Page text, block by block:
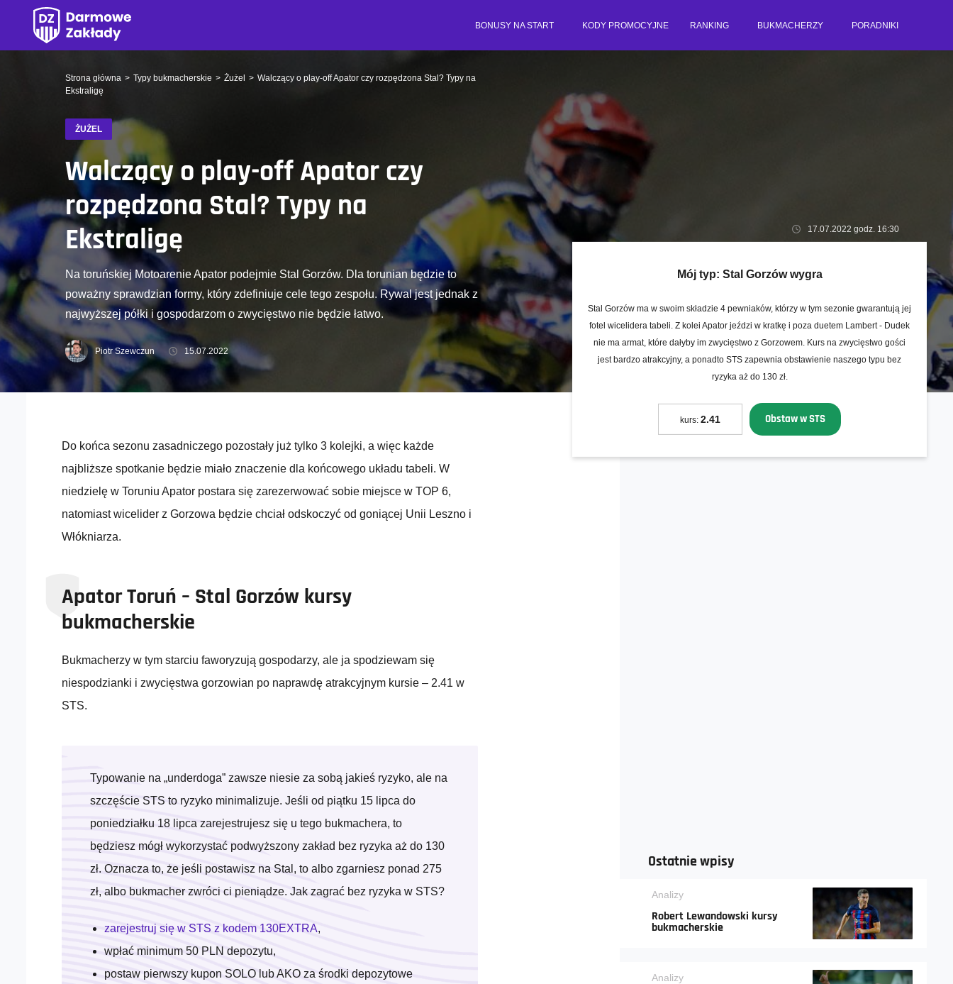
BONUSY NA START KODY PROMOCYJNE RANKING BUKMACHERZY PORADNIKI
Strona główna Typy bukmacherskie Żużel
Walczący o play-off Apator czy rozpędzona Stal? Typy na
Ekstraligę
ŻUŻEL
Walczący o play-off Apator czy
rozpędzona Stal? Typy na
Ekstraligę
Na toruńskiej Motoarenie Apator podejmie Stal Gorzów. Dla torunian będzie to
poważny sprawdzian formy, który zdefiniuje cele tego zespołu. Rywal jest jednak z
najwyższej półki i gospodarzom o zwycięstwo nie będzie łatwo.
Piotr Szewczun 15.07.2022
17.07.2022 godz. 16:30
Mój typ: Stal Gorzów wygra
Stal Gorzów ma w swoim składzie 4 pewniaków, którzy w tym sezonie gwarantują jej
fotel wicelidera tabeli. Z kolei Apator jeździ w kratkę i poza duetem Lambert - Dudek
nie ma armat, które dałyby im zwycięstwo z Gorzowem. Kurs na zwycięstwo gości
jest bardzo atrakcyjny, a ponadto STS zapewnia obstawienie naszego typu bez
ryzyka aż do 130 zł.
kurs: 2.41 Obstaw w STS
Do końca sezonu zasadniczego pozostały już tylko 3 kolejki, a więc każde
najbliższe spotkanie będzie miało znaczenie dla końcowego układu tabeli. W
niedzielę w Toruniu Apator postara się zarezerwować sobie miejsce w TOP 6,
natomiast wicelider z Gorzowa będzie chciał odskoczyć od goniącej Unii Leszno i
Włókniarza.
Apator Toruń – Stal Gorzów kursy
bukmacherskie
Bukmacherzy w tym starciu faworyzują gospodarzy, ale ja spodziewam się
niespodzianki i zwycięstwa gorzowian po naprawdę atrakcyjnym kursie – 2.41 w
STS.
Typowanie na „underdoga” zawsze niesie za sobą jakieś ryzyko, ale na
szczęście STS to ryzyko minimalizuje. Jeśli od piątku 15 lipca do
poniedziałku 18 lipca zarejestrujesz się u tego bukmachera, to
będziesz mógł wykorzystać podwyższony zakład bez ryzyka aż do 130
zł. Oznacza to, że jeśli postawisz na Stal, to albo zgarniesz ponad 275
zł, albo bukmacher zwróci ci pieniądze. Jak zagrać bez ryzyka w STS?
zarejestruj się w STS z kodem 130EXTRA,
wpłać minimum 50 PLN depozytu,
postaw pierwszy kupon SOLO lub AKO za środki depozytowe
Ostatnie wpisy
Analizy
Robert Lewandowski kursy
bukmacherskie
Analizy